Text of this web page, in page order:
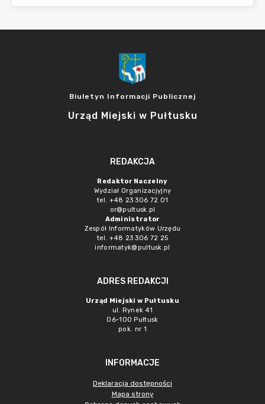
Biuletyn Informacji Publicznej
Urząd Miejski w Pułtusku
REDAKCJA
Redaktor Naczelny
Wydział Organizacjyjny
tel. +48 23 306 72 01
or@pultusk.pl
Administrator
Zespół Informatyków Urzędu
tel. +48 23 306 72 25
informatyk@pultusk.pl
ADRES REDAKCJI
Urząd Miejski w Pułtusku
ul. Rynek 41
06-100 Pułtusk
pok. nr 1
INFORMACJE
Deklaracja dostępności
Mapa strony